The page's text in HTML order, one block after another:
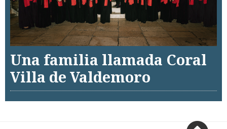
Una familia llamada Coral
Villa de Valdemoro